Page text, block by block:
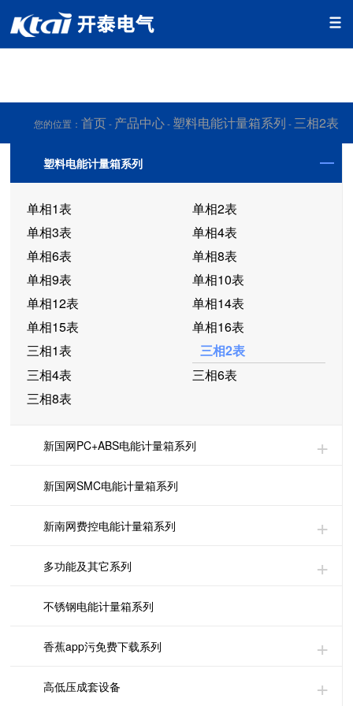
香蕉app视频免费下载,香蕉app污版下载,香蕉app污免费下载,香
蕉app官网下载网址黄
您的位置：首页- 产品中心- 塑料电能计量箱系列 -三相2表
塑料电能计量箱系列
单相1表
单相2表
单相3表
单相4表
单相6表
单相8表
单相9表
单相10表
单相12表
单相14表
单相15表
单相16表
三相1表
三相2表
三相4表
三相6表
三相8表
新国网PC+ABS电能计量箱系列
新国网SMC电能计量箱系列
新南网费控电能计量箱系列
多功能及其它系列
不锈钢电能计量箱系列
香蕉app污免费下载系列
高低压成套设备